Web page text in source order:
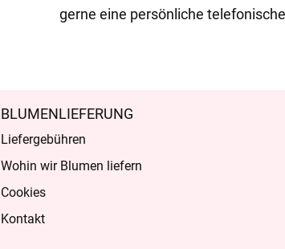
gerne eine persönliche
BLUMENLIEFERUNG
Liefergebühren
Wohin wir Blumen liefern
Cookies
Kontakt